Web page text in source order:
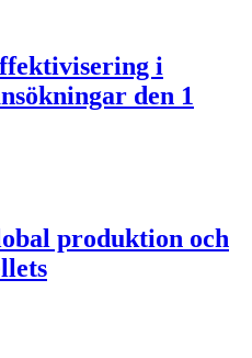
i
den 1
produktion och